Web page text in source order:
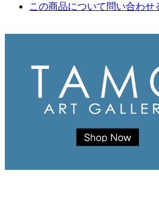
この商品について問い合わせ